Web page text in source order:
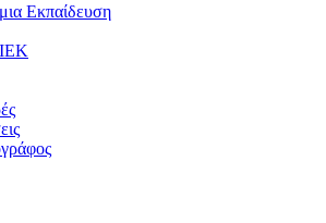
Εκπαίδευση